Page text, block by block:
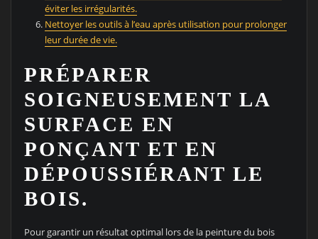
éviter les irrégularités.
Nettoyer les outils à l’eau après utilisation pour prolonger
leur durée de vie.
PRÉPARER
SOIGNEUSEMENT LA
SURFACE EN
PONÇANT ET EN
DÉPOUSSIÉRANT LE
BOIS.
Pour garantir un résultat optimal lors de la peinture du bois